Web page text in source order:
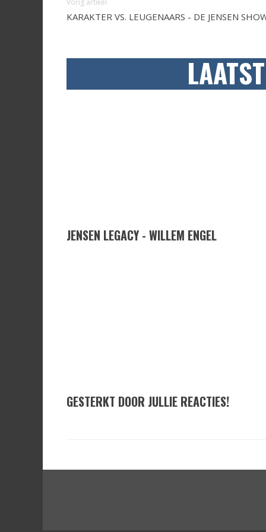
Vorig artikel
KARAKTER VS. LEUGENAARS - DE JENSEN
JENSEN LEGACY - WILLEM ENGEL
GESTERKT DOOR JULLIE REACTIES!